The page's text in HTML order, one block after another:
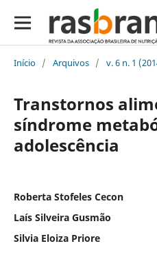
Início / Arquivos / v. 6 n. 1
Transtornos
síndrome
adolescência
Roberta Stofeles Cecon
Laís Silveira Gusmão
Silvia Eloiza Priore